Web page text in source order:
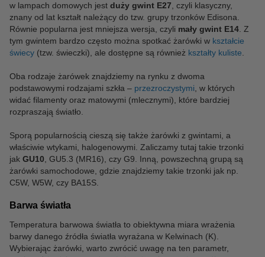
w lampach domowych jest duży gwint E27, czyli klasyczny,
znany od lat kształt należący do tzw. grupy trzonków Edisona.
Równie popularna jest mniejsza wersja, czyli mały gwint E14. Z
tym gwintem bardzo często można spotkać żarówki w kształcie
świecy (tzw. świeczki), ale dostępne są również kształty kuliste.
Oba rodzaje żarówek znajdziemy na rynku z dwoma
podstawowymi rodzajami szkła – przezroczystymi, w których
widać filamenty oraz matowymi (mlecznymi), które bardziej
rozpraszają światło.
Sporą popularnością cieszą się także żarówki z gwintami, a
właściwie wtykami, halogenowymi. Zaliczamy tutaj takie trzonki
jak GU10, GU5.3 (MR16), czy G9. Inną, powszechną grupą są
żarówki samochodowe, gdzie znajdziemy takie trzonki jak np.
C5W, W5W, czy BA15S.
Barwa światła
Temperatura barwowa światła to obiektywna miara wrażenia
barwy danego źródła światła wyrażana w Kelwinach (K).
Wybierając żarówki, warto zwrócić uwagę na ten parametr,